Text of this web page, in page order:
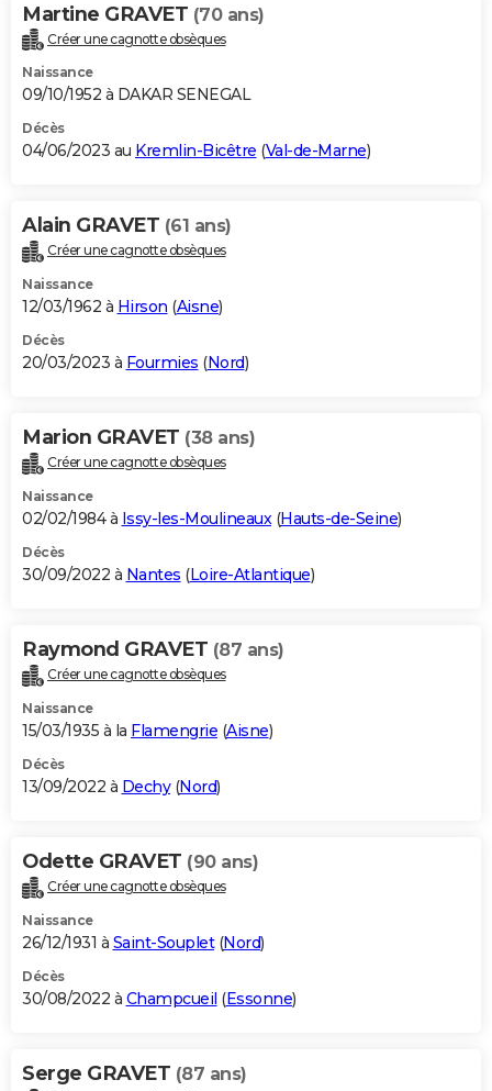
Martine GRAVET (70 ans)
Créer une cagnotte obsèques
Naissance
09/10/1952 à DAKAR SENEGAL
Décès
04/06/2023 au Kremlin-Bicêtre (Val-de-Marne)
Alain GRAVET (61 ans)
Créer une cagnotte obsèques
Naissance
12/03/1962 à Hirson (Aisne)
Décès
20/03/2023 à Fourmies (Nord)
Marion GRAVET (38 ans)
Créer une cagnotte obsèques
Naissance
02/02/1984 à Issy-les-Moulineaux(Hauts-de-Seine)
Décès
30/09/2022 à Nantes (Loire-Atlantique)
Raymond GRAVET (87 ans)
Créer une cagnotte obsèques
Naissance
15/03/1935 à la Flamengrie (Aisne)
Décès
13/09/2022 à Dechy(Nord)
Odette GRAVET (90 ans)
Créer une cagnotte obsèques
Naissance
26/12/1931 à Saint-Souplet(Nord)
Décès
30/08/2022 à Champcueil (Essonne)
Serge GRAVET (87 ans)